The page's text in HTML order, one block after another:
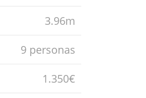
3.96m
9 personas
1.350€